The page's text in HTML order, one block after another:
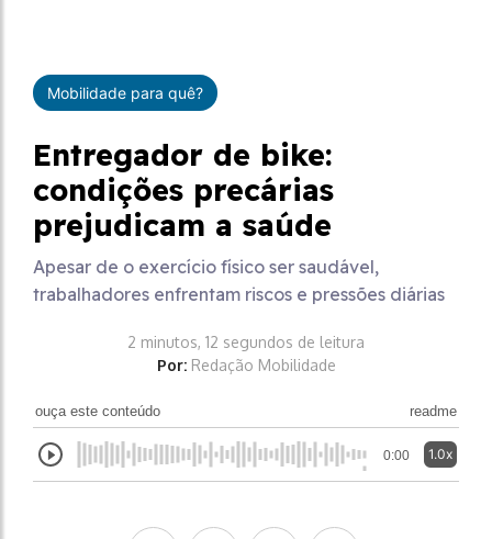
Mobilidade para quê?
Entregador de bike:
condições precárias
prejudicam a saúde
Apesar de o exercício físico ser saudável,
trabalhadores enfrentam riscos e pressões diárias
2 minutos, 12 segundos de leitura
Por: Redação Mobilidade
ouça este conteúdo readme
0:00 1.0x